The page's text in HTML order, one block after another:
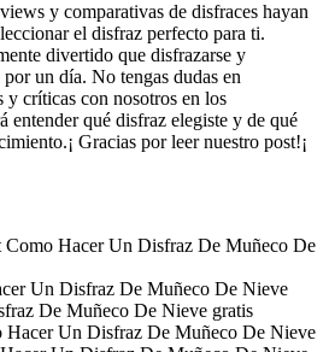
y comparativas de disfraces hayan
el disfraz perfecto para ti.
divertido que disfrazarse y
un día. No tengas dudas en
y críticas con nosotros en los
entender qué disfraz elegiste y de qué
Gracias por leer nuestro post!¡
Como Hacer Un Disfraz De Muñeco De
Un Disfraz De Muñeco De Nieve
De Muñeco De Nieve gratis
Hacer Un Disfraz De Muñeco De Nieve